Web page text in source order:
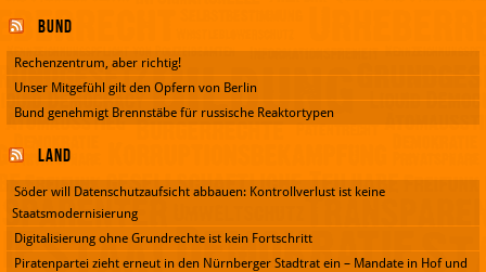
Bund
Rechenzentrum, aber richtig!
Unser Mitgefühl gilt den Opfern von Berlin
Bund genehmigt Brennstäbe für russische Reaktortypen
Land
Söder will Datenschutzaufsicht abbauen: Kontrollverlust ist keine
Staatsmodernisierung
Digitalisierung ohne Grundrechte ist kein Fortschritt
Piratenpartei zieht erneut in den Nürnberger Stadtrat ein – Mandate in Hof und